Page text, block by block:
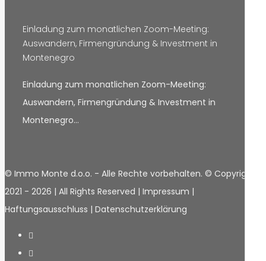
Einladung zum monatlichen Zoom-Meeting:
Auswandern, Firmengründung & Investment in
Montenegro
Einladung zum monatlichen Zoom-Meeting:
Auswandern, Firmengründung & Investment in
Montenegro…
© Immo Monte d.o.o. - Alle Rechte vorbehalten. © Copyright
2021 - 2026 | All Rights Reserved | Impressum |
Haftungsausschluss | Datenschutzerklärung